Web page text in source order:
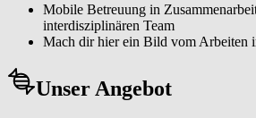
Mobile Betreuung in
interdisziplinären Team
Mach dir hier ein Bild vom Arbeiten
Unser Angebot